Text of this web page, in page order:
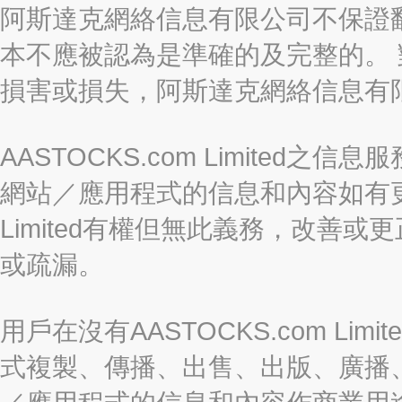
阿斯達克網絡信息有限公司不保
本不應被認為是準確的及完整的
損害或損失，阿斯達克網絡信息
AASTOCKS.com Limited之信息
網站／應用程式的信息和內容如
Limited有權但無此義務，改善或
或疏漏。
用戶在沒有AASTOCKS.com
式複製、傳播、出售、出版、廣